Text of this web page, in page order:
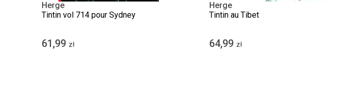
Herge
Tintin vol 714 pour Sydney
61,99 zł
Herge
Tintin au Tibet
64,99 zł